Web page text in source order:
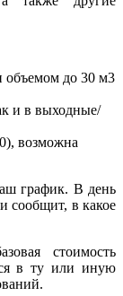
объемом до 30 м3
и в выходные/
возможна
график. В день
сообщит, в какое
стоимость
в ту или иную